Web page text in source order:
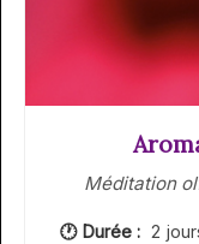
Méditation
🕐 Durée : 2